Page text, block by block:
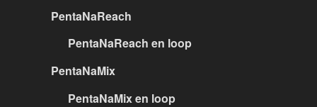
PentaNaReach
PentaNaReach en loop
PentaNaMix
PentaNaMix en loop